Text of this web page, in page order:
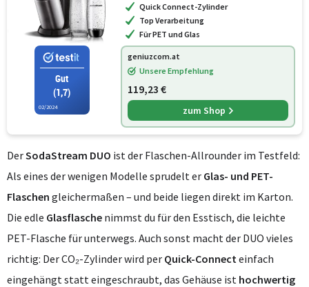
Gut
(1,7)
02/2024
Quick Connect-Zylinder
Top Verarbeitung
Für PET und Glas
geniuzcom.at
Unsere Empfehlung
119,23 €
zum Shop
DerSodaStream DUO ist der Flaschen-Allrounder im Testfeld:
Als eines der wenigen Modelle sprudelt er Glas- und PET-
Flaschen gleichermaßen – und beide liegen direkt im Karton.
Die edle Glasflasche nimmst du für den Esstisch, die leichte
PET-Flasche für unterwegs. Auch sonst macht der DUO vieles
richtig: Der CO₂-Zylinder wird per Quick-Connect einfach
eingehängt statt eingeschraubt, das Gehäuse ist hochwertig